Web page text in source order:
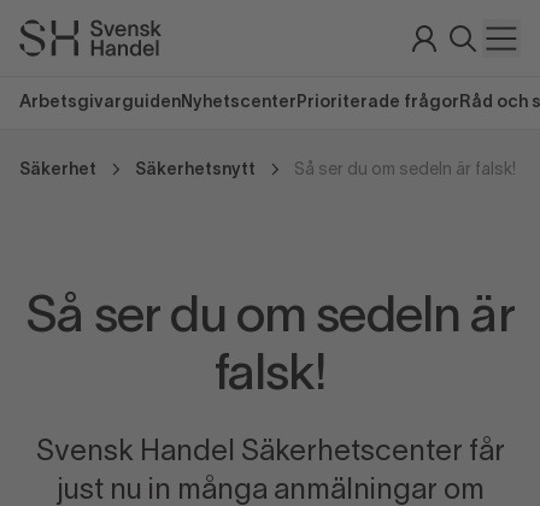
Arbetsgivarguiden Nyhetscenter Prioriterade frågor Råd och
Säkerhet Säkerhetsnytt Så ser du om sedeln är falsk!
Så ser du om sedeln är
falsk!
Svensk Handel Säkerhetscenter får
just nu in många anmälningar om